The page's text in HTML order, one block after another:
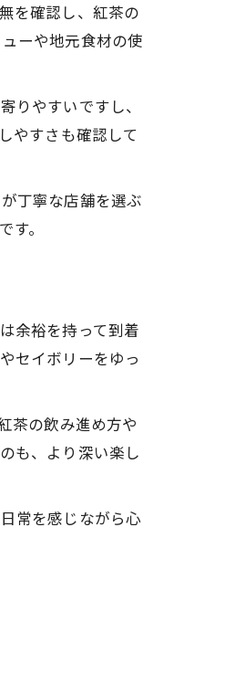
を確認し、紅茶の
ーや地元食材の使
りやすいですし、
やすさも確認して
丁寧な店舗を選ぶ
。
余裕を持って到着
セイボリーをゆっ
茶の飲み進め方や
も、より深い楽し
常を感じながら心